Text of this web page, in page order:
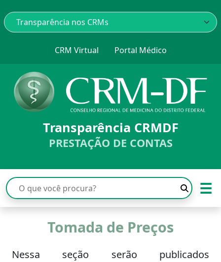
CRM Virtual Portal Médico
Transparência CRMDF
PRESTAÇÃO DE CONTAS
☰
Tomada de Preços
Nessa seção serão publicados